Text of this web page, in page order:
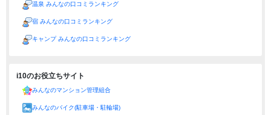
温泉 みんなの口コミランキング
宿 みんなの口コミランキング
キャンプ みんなの口コミランキング
i10のお役立ちサイト
みんなのマンション管理組合
みんなのバイク(駐車場・駐輪場)